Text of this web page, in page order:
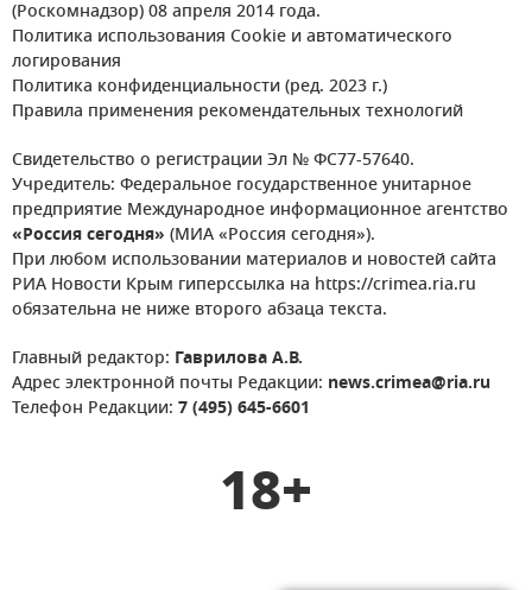
(Роскомнадзор) 08 апреля 2014 года.
Политика использования Cookie и автоматического
логирования
Политика конфиденциальности (ред. 2023 г.)
Правила применения рекомендательных технологий
Свидетельство о регистрации Эл № ФС77-57640.
Учредитель: Федеральное государственное унитарное
предприятие Международное информационное агентство
«Россия сегодня» (МИА «Россия сегодня»).
При любом использовании материалов и новостей сайта
РИА Новости Крым гиперссылка на https://crimea.ria.ru
обязательна не ниже второго абзаца текста.
Главный редактор: Гаврилова А.В.
Адрес электронной почты Редакции: news.crimea@ria.ru
Телефон Редакции: 7 (495) 645-6601
18+